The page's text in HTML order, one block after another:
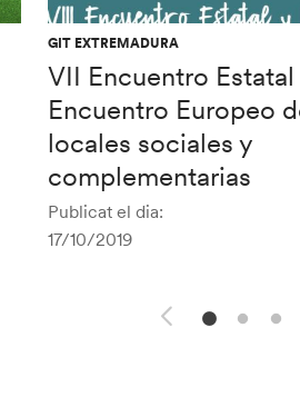
GIT EXTREMADURA
VII Encuentro Estatal
Encuentro Europeo
locales sociales y
complementarias
Publicat el dia:
17/10/2019